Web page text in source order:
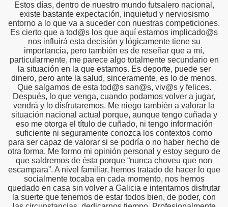
Estos días, dentro de nuestro mundo futsalero nacional,
existe bastante expectación, inquietud y nerviosismo
entorno a lo que va a suceder con nuestras competiciones.
Es cierto que a tod@s los que aquí estamos implicado@s
nos influirá esta decisión y lógicamente tiene su
importancia, pero también es de reseñar que a mí,
particularmente, me parece algo totalmente secundario en
la situación en la que estamos. Es deporte, puede ser
dinero, pero ante la salud, sinceramente, es lo de menos.
Que salgamos de esta tod@s san@s, viv@s y felices.
Después, lo que venga, cuando podamos volver a jugar,
vendrá y lo disfrutaremos. Me niego también a valorar la
situación nacional actual porque, aunque tengo cuñada y
eso me otorga el título de cuñado, ni tengo información
suficiente ni seguramente conozca los contextos como
para ser capaz de valorar si se podría o no haber hecho de
otra forma. Me formo mi opinión personal y estoy seguro de
que saldremos de ésta porque “nunca choveu que non
escampara”. A nivel familiar, hemos tratado de hacer lo que
socialmente tocaba en cada momento, nos hemos
quedado en casa sin volver a Galicia e intentamos disfrutar
la suerte que tenemos de estar todos bien, de poder, con